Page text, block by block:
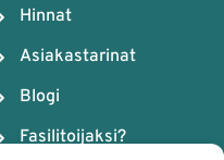
Hinnat
Asiakastarinat
Blogi
Fasilitoijaksi?